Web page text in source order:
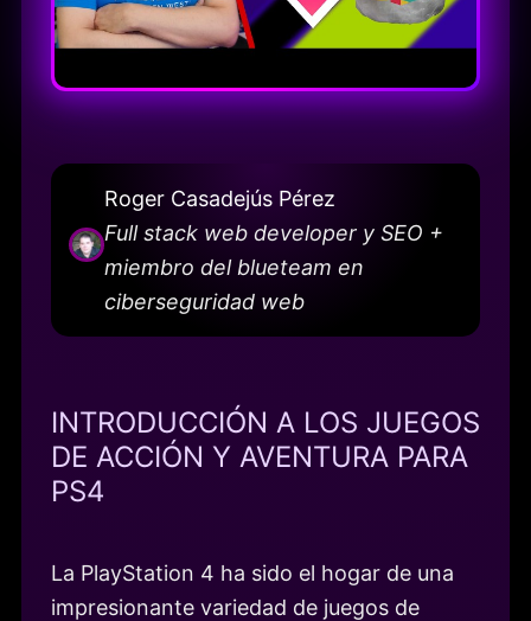
Roger Casadejús Pérez
Full stack web developer y SEO +
miembro del blueteam en
ciberseguridad web
INTRODUCCIÓN A LOS JUEGOS
DE ACCIÓN Y AVENTURA PARA
PS4
La PlayStation 4 ha sido el hogar de una
impresionante variedad de juegos de